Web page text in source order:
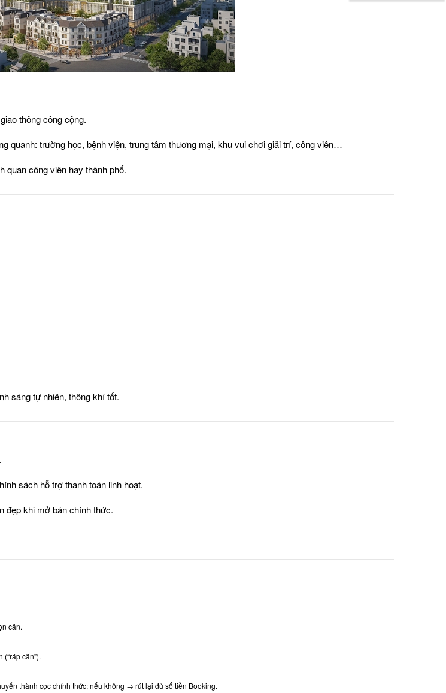
thông công cộng.
quanh: trường học, bệnh viện, trung tâm thương mại, khu vui chơi giải trí, công viên…
quan công viên hay thành phố.
sáng tự nhiên, thông khí tốt.
sách hỗ trợ thanh toán linh hoạt.
đẹp khi mở bán chính thức.
căn.
căn”).
thành cọc chính thức; nếu không → rút lại đủ số tiền Booking.